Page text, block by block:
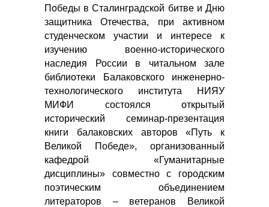
Победы в Сталинградской битве и Дню
защитника Отечества, при активном
студенческом участии и интересе к
изучению военно-исторического
наследия России в читальном зале
библиотеки Балаковского инженерно-
технологического института НИЯУ
МИФИ состоялся открытый
исторический семинар-презентация
книги балаковских авторов «Путь к
Великой Победе», организованный
кафедрой «Гуманитарные
дисциплины» совместно с городским
поэтическим объединением
литераторов – ветеранов Великой